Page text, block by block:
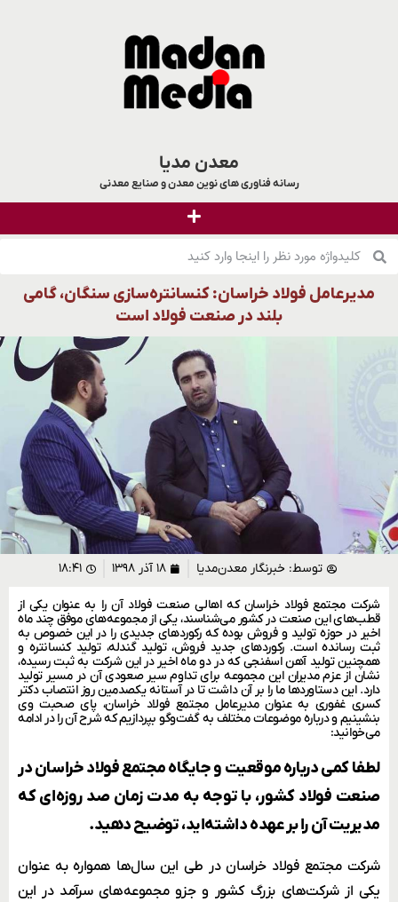
معدن مدیا
رسانه فناوری های نوین معدن و صنایع معدنی
مدیرعامل فولاد خراسان: کنسانتره‌سازی سنگان، گامی
بلند در صنعت فولاد است
توسط: خبرنگار معدن‌مدیا ۱۸ آذر ۱۳۹۸ ۱۸:۴۱
شرکت مجتمع فولاد خراسان که اهالی صنعت فولاد آن را به عنوان یکی از
قطب‌های این صنعت در کشور می‌شناسند، یکی از مجموعه‌های موفق چند ماه
اخیر در حوزه تولید و فروش بوده که رکوردهای جدیدی را در این خصوص به
ثبت رسانده است. رکورد‌های جدید فروش، تولید گندله، تولید کنسانتره و
همچنین تولید آهن اسفنجی که در دو ماه اخیر در این شرکت به ثبت رسیده،
نشان از عزم مدیران این مجموعه برای تداوم سیر صعودی آن در مسیر تولید
دارد. این دستاوردها ما را بر آن داشت تا در آستانه یکصدمین روز انتصاب دکتر
کسری غفوری به عنوان مدیرعامل مجتمع فولاد خراسان، پای صحبت وی
بنشینیم و درباره موضوعات مختلف به گفت‌وگو بپردازیم که شرح آن را در ادامه
می‌خوانید:
لطفا کمی درباره موقعیت و جایگاه مجتمع فولاد خراسان در
صنعت فولاد کشور، با توجه به مدت زمان صد روزه‌ای که
مدیریت آن را بر عهده داشته‌اید، توضیح دهید.
شرکت مجتمع فولاد خراسان در طی این سال‌ها همواره به عنوان
یکی از شرکت‌های بزرگ کشور و جزو مجموعه‌های سرآمد در این